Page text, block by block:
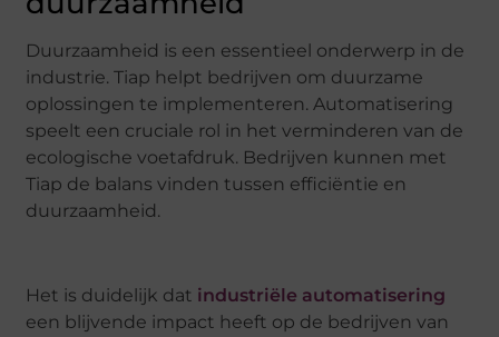
Duurzaamheid is een essentieel onderwerp in de
industrie. Tiap helpt bedrijven om duurzame
oplossingen te implementeren. Automatisering
speelt een cruciale rol in het verminderen van de
ecologische voetafdruk. Bedrijven kunnen met
Tiap de balans vinden tussen efficiëntie en
duurzaamheid.
Het is duidelijk dat industriële automatisering
een blijvende impact heeft op de bedrijven van